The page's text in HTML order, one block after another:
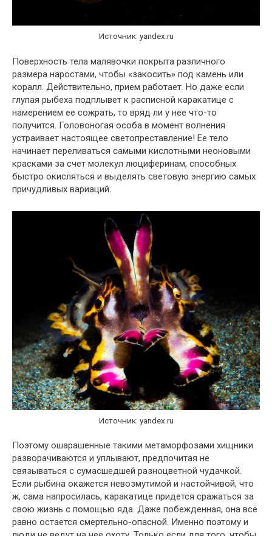
Источник: yandex.ru
Поверхность тела малявочки покрыта различного
размера наростами, чтобы «закосить» под камень или
коралл. Действительно, прием работает. Но даже если
глупая рыбеха подплывет к расписной каракатице с
намерением ее сожрать, то вряд ли у нее что-то
получится. Головоногая особа в момент волнения
устраивает настоящее светопреставление! Ее тело
начинает переливаться самыми кислотными неоновыми
красками за счет молекул люциферинам, способных
быстро окисляться и выделять световую энергию самых
причудливых вариаций.
Источник: yandex.ru
Поэтому ошарашенные такими метаморфозами хищники
разворачиваются и уплывают, предпочитая не
связываться с сумасшедшей разноцветной чудачкой.
Если рыбина окажется невозмутимой и настойчивой, что
ж, сама напросилась, каракатице придется сражаться за
свою жизнь с помощью яда. Даже побежденная, она всё
равно остается смертельно-опасной. Именно поэтому и